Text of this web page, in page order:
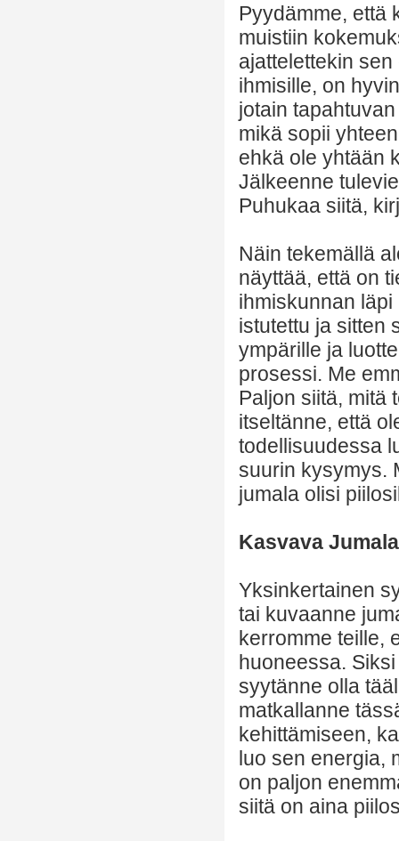
Pyydämme, että
muistiin
ajattelettekin
ihmisille, on
jotain
mikä sopii
ehkä ole yhtään
Jälkeenne
Puhukaa siitä,
Näin tekemällä
näyttää, että on
ihmiskunnan
istutettu ja sitten
ympärille ja
prosessi. Me
Paljon siitä, mitä
itseltänne, että
todellisuudessa
suurin kysymys.
jumala olisi
Kasvava Jumala
Yksinkertainen
tai kuvaanne
kerromme teille,
huoneessa.
syytänne olla
matkallanne
kehittämiseen,
luo sen energia,
on paljon
siitä on aina